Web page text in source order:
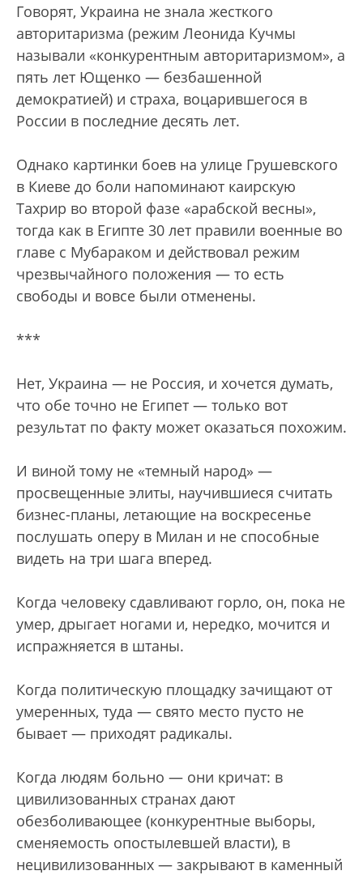
Говорят, Украина не знала жесткого
авторитаризма (режим Леонида Кучмы
называли «конкурентным авторитаризмом», а
пять лет Ющенко — безбашенной
демократией) и страха, воцарившегося в
России в последние десять лет.
Однако картинки боев на улице Грушевского
в Киеве до боли напоминают каирскую
Тахрир во второй фазе «арабской весны»,
тогда как в Египте 30 лет правили военные во
главе с Мубараком и действовал режим
чрезвычайного положения — то есть
свободы и вовсе были отменены.
***
Нет, Украина — не Россия, и хочется думать,
что обе точно не Египет — только вот
результат по факту может оказаться похожим.
И виной тому не «темный народ» —
просвещенные элиты, научившиеся считать
бизнес-планы, летающие на воскресенье
послушать оперу в Милан и не способные
видеть на три шага вперед.
Когда человеку сдавливают горло, он, пока не
умер, дрыгает ногами и, нередко, мочится и
испражняется в штаны.
Когда политическую площадку зачищают от
умеренных, туда — свято место пусто не
бывает — приходят радикалы.
Когда людям больно — они кричат: в
цивилизованных странах дают
обезболивающее (конкурентные выборы,
сменяемость опостылевшей власти), в
нецивилизованных — закрывают в каменный